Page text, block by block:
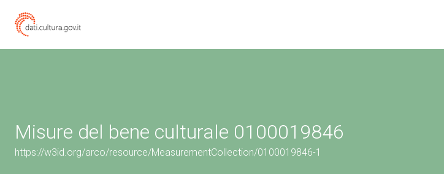
Misure del bene culturale 0100019846
https://w3id.org/arco/resource/MeasurementCollection/0100019846-1